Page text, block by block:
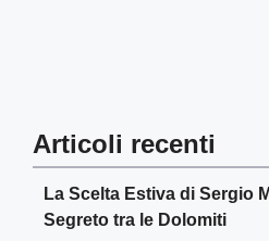
Articoli recenti
La Scelta Estiva di Sergio
Segreto tra le Dolomiti